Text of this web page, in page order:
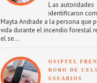
L as autoridades
identificaron
Mayta Andrade a la persona que
vida durante el incendio forestal
el se...
OSIPTEL
ROBO DE
USUARIOS